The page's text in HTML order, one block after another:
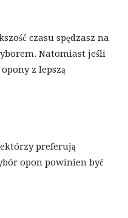
czasu spędzasz na
Natomiast jeśli
z lepszą
preferują
opon powinien być